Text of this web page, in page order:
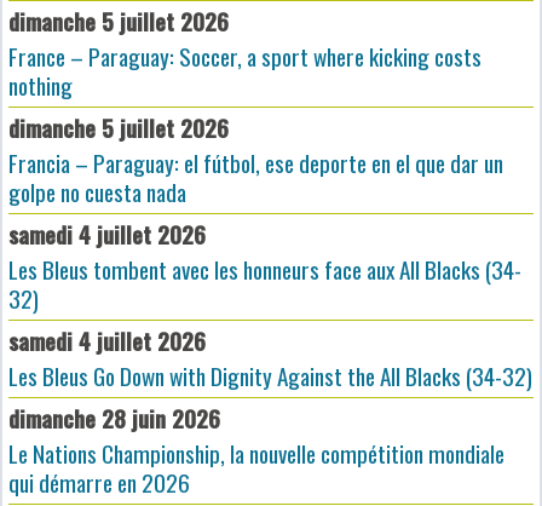
dimanche 5 juillet 2026
France – Paraguay: Soccer, a sport where kicking costs
nothing
dimanche 5 juillet 2026
Francia – Paraguay: el fútbol, ese deporte en el que dar un
golpe no cuesta nada
samedi 4 juillet 2026
Les Bleus tombent avec les honneurs face aux All Blacks (34-
32)
samedi 4 juillet 2026
Les Bleus Go Down with Dignity Against the All Blacks (34-32)
dimanche 28 juin 2026
Le Nations Championship, la nouvelle compétition mondiale
qui démarre en 2026